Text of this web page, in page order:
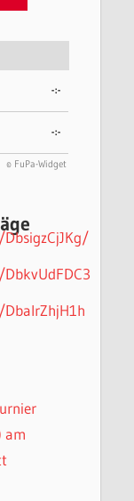
-:-
-:-
© FuPa-Widget
am